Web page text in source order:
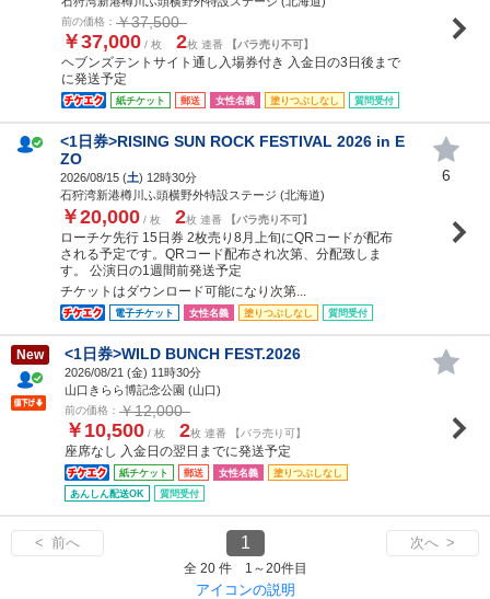
前の価格： ￥37,500
￥37,000 / 枚 2枚 連番 【バラ売り不可】
ヘブンズテントサイト通し入場券付き 入金日の3日後まで
に発送予定
紙チケット 郵送 女性名義 塗りつぶしなし 質問受付
<1日券>RISING SUN ROCK FESTIVAL 2026 in E
ZO
2026/08/15 (土) 12時30分
石狩湾新港樽川ふ頭横野外特設ステージ (北海道)
￥20,000 / 枚 2枚 連番 【バラ売り不可】
ローチケ先行 15日券 2枚売り8月上旬にQRコードが配布
される予定です。QRコード配布され次第、分配致しま
す。 公演日の1週間前発送予定
チケットはダウンロード可能になり次第...
電子チケット 女性名義 塗りつぶしなし 質問受付
6
New <1日券>WILD BUNCH FEST.2026
2026/08/21 (金) 11時30分
山口きらら博記念公園 (山口)
前の価格： ￥12,000
￥10,500 / 枚 2枚 連番 【バラ売り可】
座席なし 入金日の翌日までに発送予定
紙チケット 郵送 女性名義
塗りつぶしなし
あんしん配送OK
質問受付
< 前へ 1 次へ >
全 20 件 1～20件目
アイコンの説明